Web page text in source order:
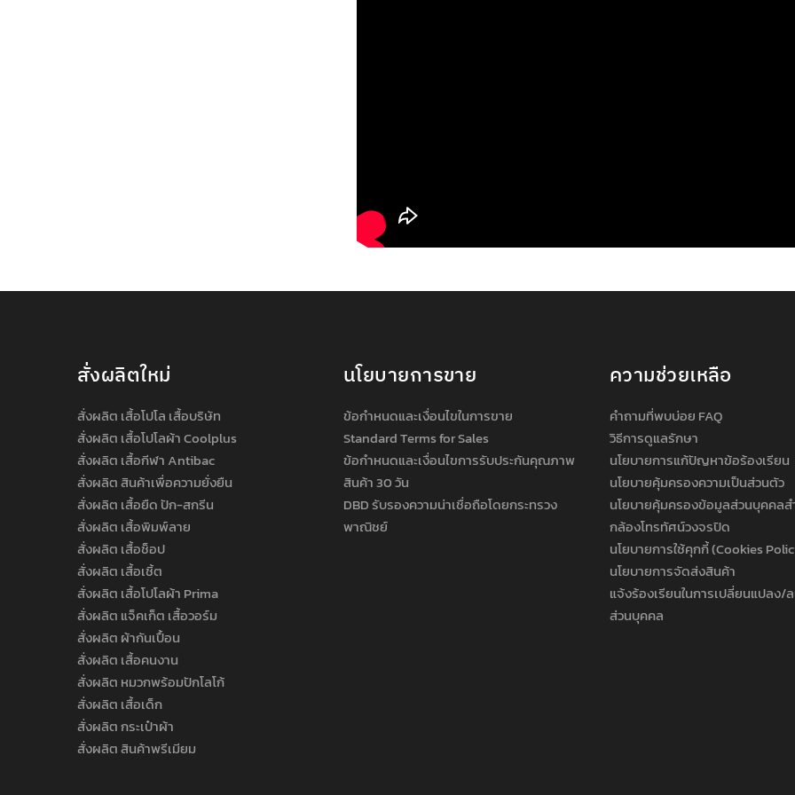
สั่งผลิตใหม่
สั่งผลิต เสื้อโปโล เสื้อบริษัท
สั่งผลิต เสื้อโปโลผ้า Coolplus
สั่งผลิต เสื้อกีฬา Antibac
สั่งผลิต สินค้าเพื่อความยั่งยืน
สั่งผลิต เสื้อยืด ปัก-สกรีน
สั่งผลิต เสื้อพิมพ์ลาย
สั่งผลิต เสื้อช็อป
สั่งผลิต เสื้อเชิ้ต
สั่งผลิต เสื้อโปโลผ้า Prima
สั่งผลิต แจ็คเก็ต เสื้อวอร์ม
สั่งผลิต ผ้ากันเปื้อน
สั่งผลิต เสื้อคนงาน
สั่งผลิต หมวกพร้อมปักโลโก้
สั่งผลิต เสื้อเด็ก
สั่งผลิต กระเป๋าผ้า
สั่งผลิต สินค้าพรีเมียม
นโยบายการขาย
ข้อกำหนดและเงื่อนไขในการขาย
Standard Terms for Sales
ข้อกำหนดและเงื่อนไขการรับประกันคุณภาพ
สินค้า 30 วัน
DBD รับรองความน่าเชื่อถือโดยกระทรวง
พาณิชย์
ความช่วยเหลือ
คำถามที่พบบ่อย FAQ
วิธีการดูแลรักษา
นโยบายการแก้ปัญหาข้อร้องเรียน
นโยบายคุ้มครองความเป็นส่วนตัว
นโยบายคุ้มครองข้อมูลส่วนบุคคล
กล้องโทรทัศน์วงจรปิด
นโยบายการใช้คุกกี้ (Cookies
นโยบายการจัดส่งสินค้า
แจ้งร้องเรียนในการเปลี่ยนแปลง/
ส่วนบุคคล